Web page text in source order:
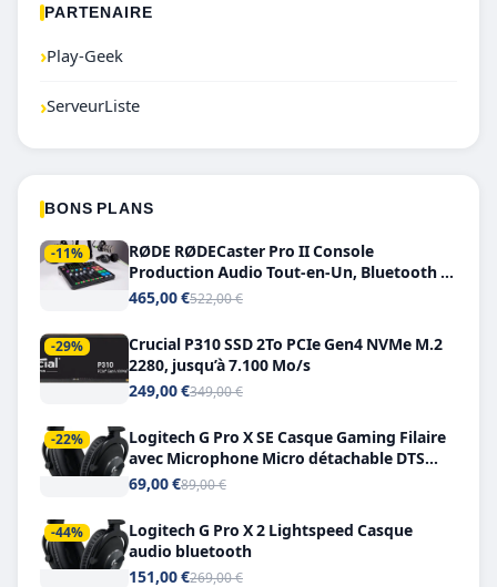
PARTENAIRE
›Play-Geek
›ServeurListe
BONS PLANS
-11%
RØDE RØDECaster Pro II Console
Production Audio Tout-en-Un, Bluetooth et
Double USB-C
465,00 €522,00 €
-29%
Crucial P310 SSD 2To PCIe Gen4 NVMe M.2
2280, jusqu’à 7.100 Mo/s
249,00 €349,00 €
-22%
Logitech G Pro X SE Casque Gaming Filaire
avec Microphone Micro détachable DTS
Headphone X 7.1
69,00 €89,00 €
-44%
Logitech G Pro X 2 Lightspeed Casque
audio bluetooth
151,00 €269,00 €